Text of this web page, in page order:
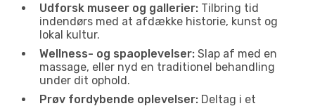
Udforsk museer og gallerier: Tilbring tid
indendørs med at afdække historie, kunst og
lokal kultur.
Wellness- og spaoplevelser: Slap af med en
massage, eller nyd en traditionel behandling
under dit ophold.
Prøv fordybende oplevelser: Deltag i et